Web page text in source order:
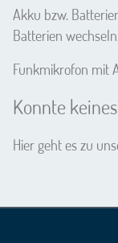
Akku bzw.
Batterien wechseln.
Funkmikrofon mit
Konnte
Hier geht es zu